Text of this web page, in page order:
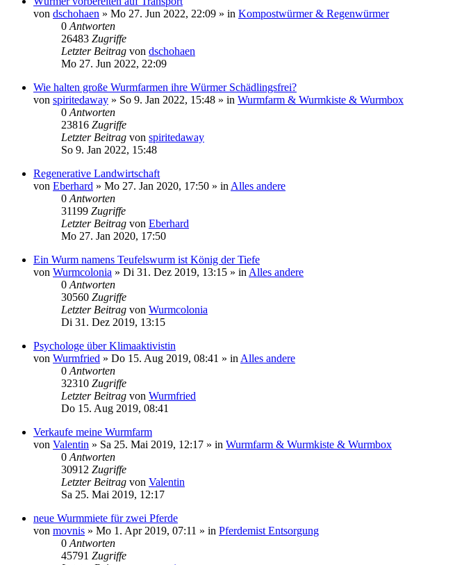
von dschohaen » Mo 27. Jun 2022, 22:09 » in Kompostwürmer & Regenwürmer
0 Antworten
26483 Zugriffe
Letzter Beitrag von dschohaen
Mo 27. Jun 2022, 22:09
Wie halten große Wurmfarmen ihre Würmer Schädlingsfrei?
von spiritedaway » So 9. Jan 2022, 15:48 » in Wurmfarm & Wurmkiste & Wurmbox
0 Antworten
23816 Zugriffe
Letzter Beitrag von spiritedaway
So 9. Jan 2022, 15:48
Regenerative Landwirtschaft
von Eberhard » Mo 27. Jan 2020, 17:50 » in Alles andere
0 Antworten
31199 Zugriffe
Letzter Beitrag von Eberhard
Mo 27. Jan 2020, 17:50
Ein Wurm namens Teufelswurm ist König der Tiefe
von Wurmcolonia » Di 31. Dez 2019, 13:15 » in Alles andere
0 Antworten
30560 Zugriffe
Letzter Beitrag von Wurmcolonia
Di 31. Dez 2019, 13:15
Psychologe über Klimaaktivistin
von Wurmfried » Do 15. Aug 2019, 08:41 » in Alles andere
0 Antworten
32310 Zugriffe
Letzter Beitrag von Wurmfried
Do 15. Aug 2019, 08:41
Verkaufe meine Wurmfarm
von Valentin » Sa 25. Mai 2019, 12:17 » in Wurmfarm & Wurmkiste & Wurmbox
0 Antworten
30912 Zugriffe
Letzter Beitrag von Valentin
Sa 25. Mai 2019, 12:17
neue Wurmmiete für zwei Pferde
von movnis » Mo 1. Apr 2019, 07:11 » in Pferdemist Entsorgung
0 Antworten
45791 Zugriffe